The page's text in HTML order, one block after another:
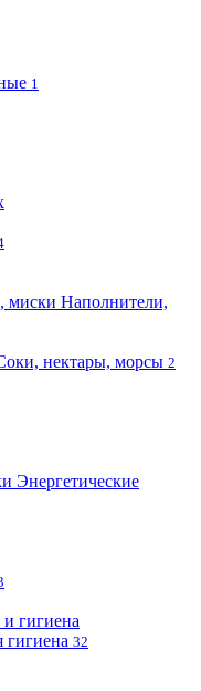
1
Наполнители,
нектары, морсы 2
Энергетические
гигиена
гигиена 32